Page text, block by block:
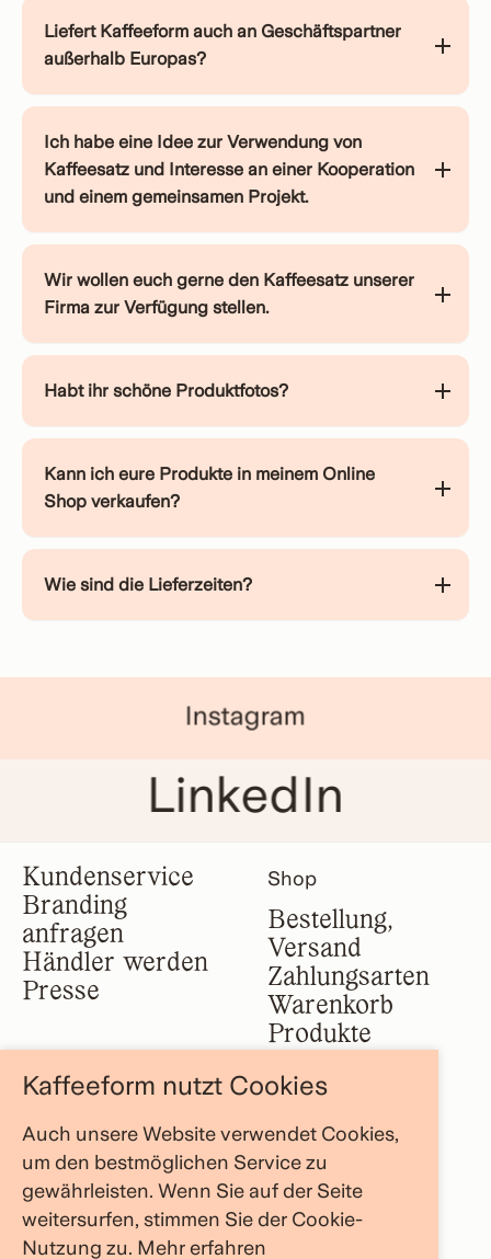
Liefert Kaffeeform auch an Geschäftspartner
außerhalb Europas?
Ich habe eine Idee zur Verwendung von
Kaffeesatz und Interesse an einer Kooperation
und einem gemeinsamen Projekt.
Wir wollen euch gerne den Kaffeesatz unserer
Firma zur Verfügung stellen.
Habt ihr schöne Produktfotos?
Kann ich eure Produkte in meinem Online
Shop verkaufen?
Wie sind die Lieferzeiten?
Instagram
LinkedIn
Kundenservice
Branding
anfragen
Händler werden
Presse
Shop
Bestellung,
Versand
Zahlungsarten
Warenkorb
Produkte
Über uns
FAQ Bereich
Store Locator
Blog
AGB
Datenschutz
Widerruf
Kaffeeform nutzt Cookies
Auch unsere Website verwendet Cookies,
um den bestmöglichen Service zu
gewährleisten. Wenn Sie auf der Seite
weitersurfen, stimmen Sie der Cookie-
Nutzung zu. Mehr erfahren